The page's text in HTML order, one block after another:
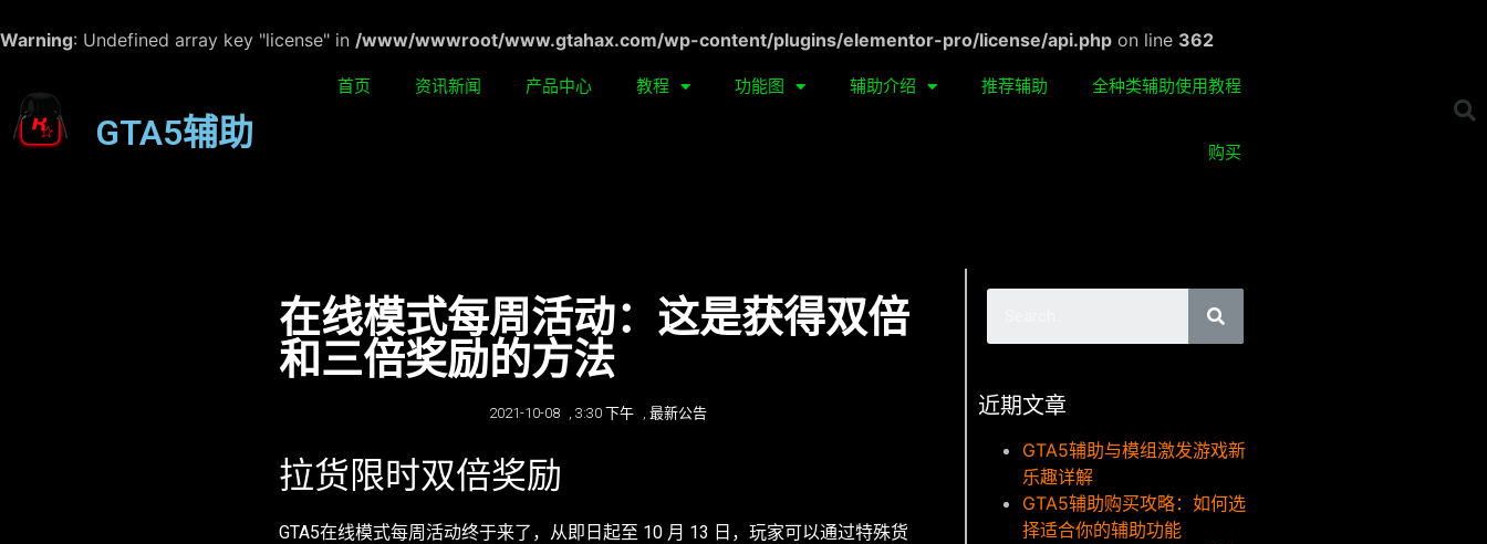
Warning: Undefined array key "license" in /www/wwwroot/www.gtahax.com/wp-content/plugins/elementor-pro/license/api.php on line 362
GTA5辅助
首页 资讯新闻 产品中心 教程 功能图 辅助介绍 推荐辅助 全种类辅助使用教程
购买
在线模式每周活动：这是获得双倍
和三倍奖励的方法
2021-10-08 , 3:30 下午 , 最新公告
拉货限时双倍奖励
GTA5在线模式每周活动终于来了，从即日起至 10 月 13 日，玩家可以通过特殊货
近期文章
GTA5辅助与模组激发游戏新
乐趣详解
GTA5辅助购买攻略：如何选
择适合你的辅助功能